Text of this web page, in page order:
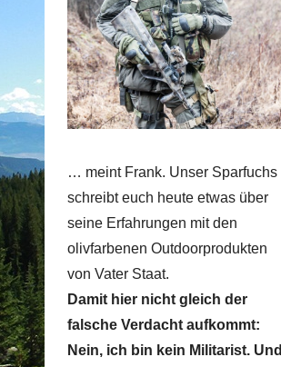
… meint Frank. Unser Sparfuchs
schreibt euch heute etwas über
seine Erfahrungen mit den
olivfarbenen Outdoorprodukten
von Vater Staat.
Damit hier nicht gleich der
falsche Verdacht aufkommt:
Nein, ich bin kein Militarist. Und